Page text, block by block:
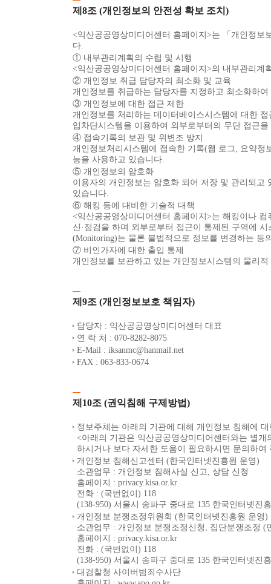
제8조 (개인정보의 안전성 확보 조치)
<익산공공영상미디어센터 홈페이지>는 「개인정
다.
① 내부관리계획의 수립 및 시행
<익산공공영상미디어센터 홈페이지>의 내부관리
② 개인정보 취급 담당자의 최소화 및 교육
개인정보를 취급하는 담당자를 지정하고 최소화하
③ 개인정보에 대한 접근 제한
개인정보를 처리하는 데이터베이스시스템에 대한
입차단시스템을 이용하여 외부로부터의 무단 접근
④ 접속기록의 보관 및 위변조 방지
개인정보처리시스템에 접속한 기록(웹 로그, 요약
능을 사용하고 있습니다.
⑤ 개인정보의 암호화
이용자의 개인정보는 암호화 되어 저장 및 관리되
있습니다.
⑥ 해킹 등에 대비한 기술적 대책
<익산공공영상미디어센터 홈페이지>는 해킹이나
신·점검을 하며 외부로부터 접근이 통제된 구역에
(Monitoring)는 물론 불법적으로 정보를 변경하는 등
⑦ 비인가자에 대한 출입 통제
개인정보를 보관하고 있는 개인정보시스템의 물리
제9조 (개인정보보호 책임자)
담당자 : 익산공공영상미디어센터 대표
연 락 처 : 070-8282-8075
E-Mail : iksanmc@hanmail.net
FAX : 063-833-0674
제10조 (권익침해 구제방법)
정보주체는 아래의 기관에 대해 개인정보 침해에
<아래의 기관은 익산공공영상미디어센터와는 별
하시거나 보다 자세한 도움이 필요하시면 문의하여
개인정보 침해신고센터 (한국인터넷진흥원 운영)
소관업무 : 개인정보 침해사실 신고, 상담 신청
홈페이지 : privacy.kisa.or.kr
전화 : (국번없이) 118
(138-950) 서울시 송파구 중대로 135 한국인터넷진
개인정보 분쟁조정위원회 (한국인터넷진흥원 운영)
소관업무 : 개인정보 분쟁조정신청, 집단분쟁조정 (
홈페이지 : privacy.kisa.or.kr
전화 : (국번없이) 118
(138-950) 서울시 송파구 중대로 135 한국인터넷진
대검찰청 사이버범죄수사단